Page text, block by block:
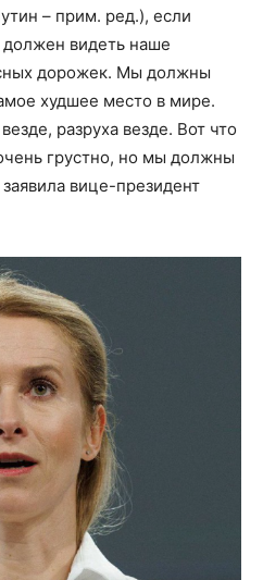
– прим. ред.), если
должен видеть наше
дорожек. Мы должны
худшее место в мире.
разруха везде. Вот что
грустно, но мы должны
вице-президент